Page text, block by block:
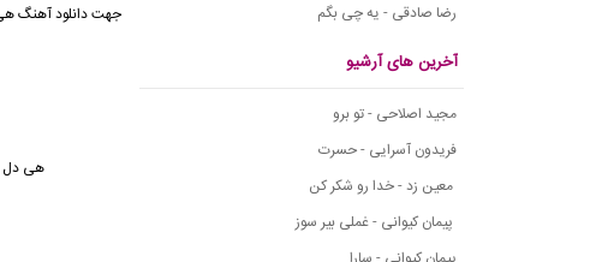
رضا صادقی - یه چی بگم
آخرین های آرشیو
مجید اصلاحی - تو برو
فریدون آسرایی - حسرت
معین زد - خدا رو شکر کن
پیمان کیوانی - غملی بیر سوز
هی دل